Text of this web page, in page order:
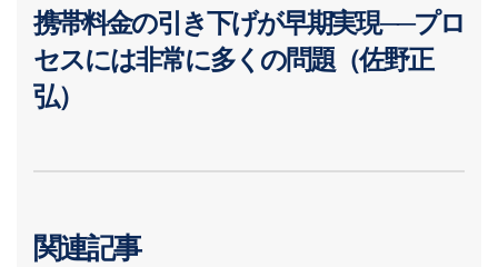
携帯料金の引き下げが早期実現──プロ
セスには非常に多くの問題（佐野正
弘）
関連記事